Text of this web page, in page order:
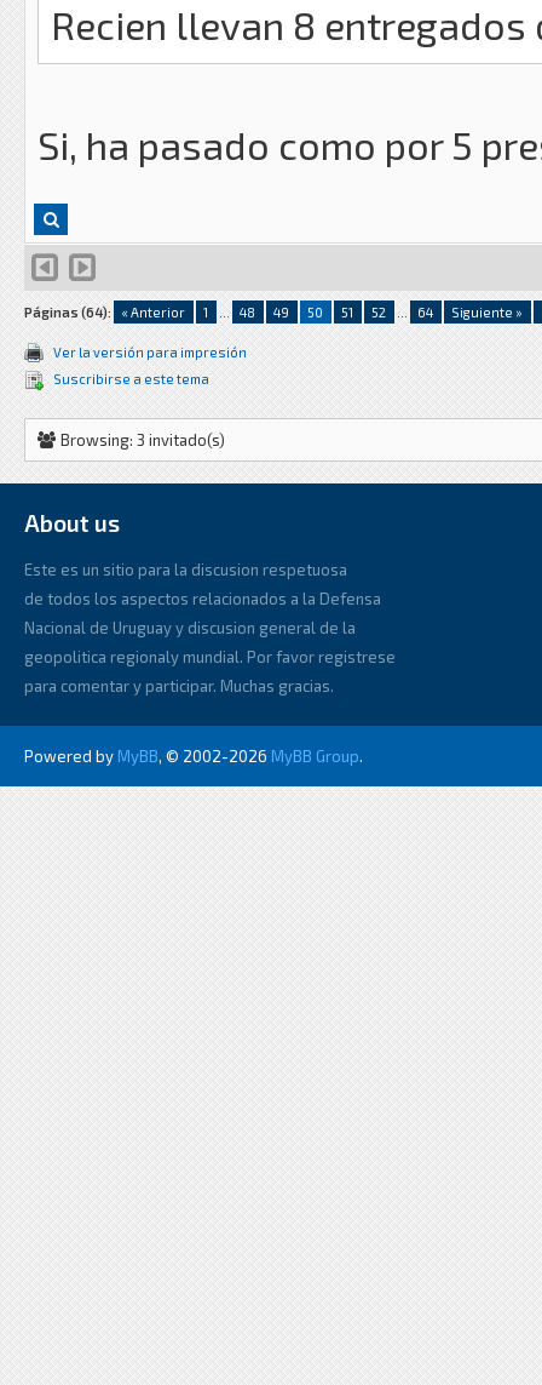
Recien llevan 8 entregados
Si, ha pasado como por 5
Páginas (64): « Anterior 1 ... 48 49 50 51 52 ... 64 Siguiente »
Ver la versión para impresión
Suscribirse a este tema
Browsing: 3 invitado(s)
About us
Este es un sitio para la discusion respetuosa
de todos los aspectos relacionados a la Defensa
Nacional de Uruguay y discusion general de la
geopolitica regionaly mundial. Por favor registrese
para comentar y participar. Muchas gracias.
Powered by MyBB, © 2002-2026 MyBB Group.